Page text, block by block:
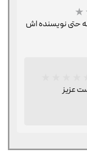
حتی نویسنده اش
عزیز